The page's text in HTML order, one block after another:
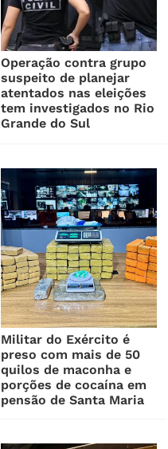
Operação contra grupo
suspeito de planejar
atentados nas eleições
tem investigados no Rio
Grande do Sul
Militar do Exército é
preso com mais de 50
quilos de maconha e
porções de cocaína em
pensão de Santa Maria